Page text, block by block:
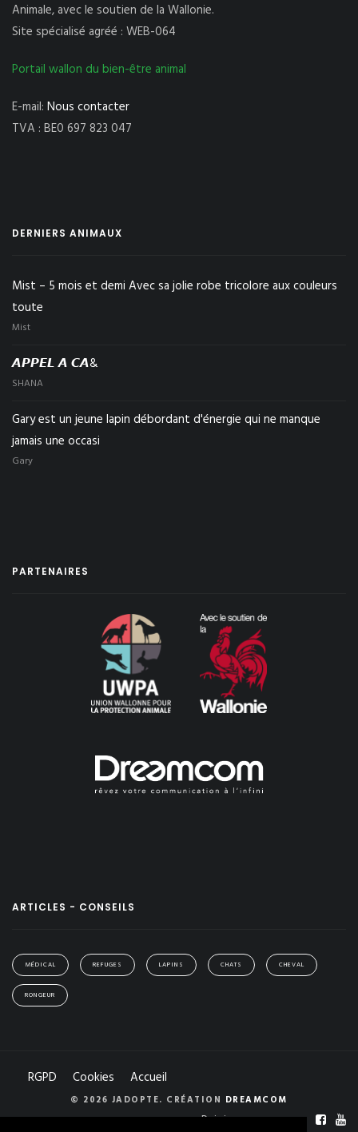
Animale, avec le soutien de la Wallonie.
Site spécialisé agréé : WEB-064
Portail wallon du bien-être animal
E-mail: Nous contacter
TVA : BE0 697 823 047
DERNIERS ANIMAUX
Mist – 5 mois et demi Avec sa jolie robe tricolore aux couleurs
toute
Mist
𝘼𝙋𝙋𝙀𝙇 𝘼 𝘾𝘼&
SHANA
Gary est un jeune lapin débordant d'énergie qui ne manque
jamais une occasi
Gary
PARTENAIRES
ARTICLES - CONSEILS
MÉDICAL REFUGES LAPINS CHATS CHEVAL
RONGEUR
RGPD Cookies Accueil
© 2026 JADOPTE. CRÉATION DREAMCOM
Rejoignez-nous sur :